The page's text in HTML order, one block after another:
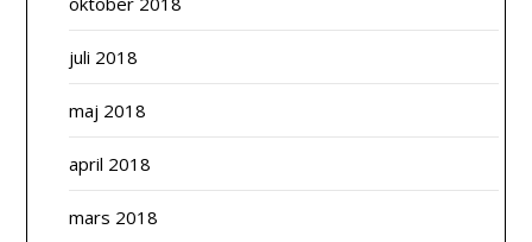
juli 2018
maj 2018
april 2018
mars 2018